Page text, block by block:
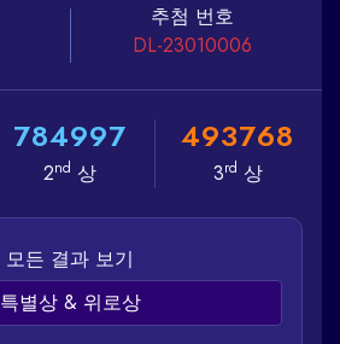
추첨 번호
DL-23010006
784997
2nd 상
493768
3rd 상
모든 결과 보기
특별상 & 위로상